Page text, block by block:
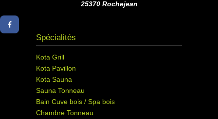
25370 Rochejean
Spécialités
Kota Grill
Kota Pavillon
Kota Sauna
Sauna Tonneau
Bain Cuve bois / Spa bois
Chambre Tonneau